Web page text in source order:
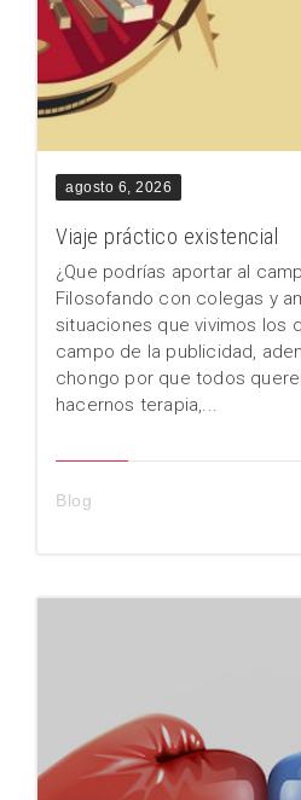
agosto 6, 2026
Viaje práctico existencial
¿Que podrías aportar al
Filosofando con colegas y
situaciones que vivimos los
campo de la publicidad,
chongo por que todos
hacernos terapia,...
Blog